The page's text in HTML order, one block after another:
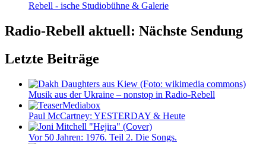
Rebell - ische Studiobühne & Galerie
Radio-Rebell aktuell: Nächste Sendung
Letzte Beiträge
Musik aus der Ukraine – nonstop in Radio-Rebell
Paul McCartney: YESTERDAY & Heute
Vor 50 Jahren: 1976. Teil 2. Die Songs.